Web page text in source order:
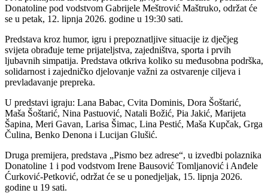
Donatoline pod vodstvom Gabrijele Meštrović Maštruko, održat će
se u petak, 12. lipnja 2026. godine u 19:30 sati.
Predstava kroz humor, igru i prepoznatljive situacije iz dječjeg
svijeta obrađuje teme prijateljstva, zajedništva, sporta i prvih
ljubavnih simpatija. Predstava otkriva koliko su međusobna podrška,
solidarnost i zajedničko djelovanje važni za ostvarenje ciljeva i
prevladavanje prepreka.
U predstavi igraju: Lana Babac, Cvita Dominis, Dora Šoštarić,
Maša Šoštarić, Nina Pastuović, Natali Božić, Pia Jakić, Marijeta
Šapina, Meri Gavan, Larisa Šimac, Lina Pestić, Maša Kupčak, Grga
Čulina, Benko Denona i Lucijan Glušić.
Druga premijera, predstava „Pismo bez adrese“, u izvedbi polaznika
Donatoline 1 i pod vodstvom Irene Bausović Tomljanović i Anđele
Ćurković-Petković, održat će se u ponedjeljak, 15. lipnja 2026.
godine u 19 sati.